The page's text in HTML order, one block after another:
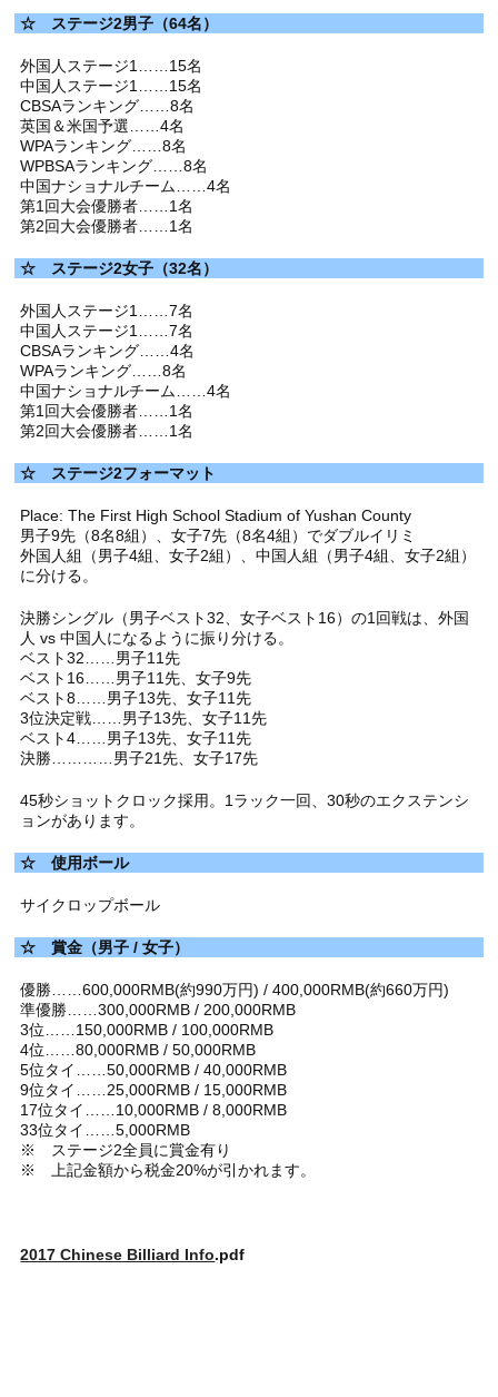
☆ ステージ2男子（64名）
外国人ステージ1……15名
中国人ステージ1……15名
CBSAランキング……8名
英国＆米国予選……4名
WPAランキング……8名
WPBSAランキング……8名
中国ナショナルチーム……4名
第1回大会優勝者……1名
第2回大会優勝者……1名
☆ ステージ2女子（32名）
外国人ステージ1……7名
中国人ステージ1……7名
CBSAランキング……4名
WPAランキング……8名
中国ナショナルチーム……4名
第1回大会優勝者……1名
第2回大会優勝者……1名
☆ ステージ2フォーマット
Place: The First High School Stadium of Yushan County
男子9先（8名8組）、女子7先（8名4組）でダブルイリミ
外国人組（男子4組、女子2組）、中国人組（男子4組、女子2組）
に分ける。
決勝シングル（男子ベスト32、女子ベスト16）の1回戦は、外国
人 vs 中国人になるように振り分ける。
ベスト32……男子11先
ベスト16……男子11先、女子9先
ベスト8……男子13先、女子11先
3位決定戦……男子13先、女子11先
ベスト4……男子13先、女子11先
決勝…………男子21先、女子17先
45秒ショットクロック採用。1ラック一回、30秒のエクステンシ
ョンがあります。
☆ 使用ボール
サイクロップボール
☆ 賞金（男子 / 女子）
優勝……600,000RMB(約990万円) / 400,000RMB(約660万円)
準優勝……300,000RMB / 200,000RMB
3位……150,000RMB / 100,000RMB
4位……80,000RMB / 50,000RMB
5位タイ……50,000RMB / 40,000RMB
9位タイ……25,000RMB / 15,000RMB
17位タイ……10,000RMB / 8,000RMB
33位タイ……5,000RMB
※ ステージ2全員に賞金有り
※ 上記金額から税金20%が引かれます。
2017 Chinese Billiard Info.pdf